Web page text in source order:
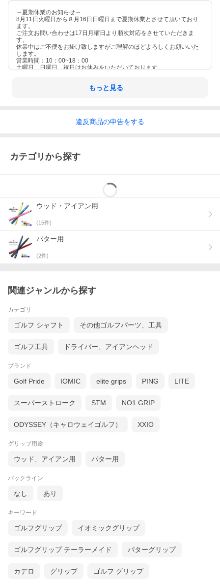
～夏期休業のお知らせ～
8月11日火曜日から８月16日日曜日まで夏期休業とさせて頂いており
ます。
ご注文お問い合わせは17日月曜日より順次対応をさせていただきま
す。
休業中はご不便をお掛け致しますがご理解のほどよろしくお願いいた
します。
営業時間：10：00~18：00
土曜日、日曜日、祝日はお休みをいただいております。
もっと見る
違反商品の申告をする
カテゴリから探す
ウッド・アイアン用
(15件)
パター用
(2件)
関連ジャンルから探す
カテゴリ
ゴルフ シャフト その他ゴルフパーツ、工具
ゴルフ工具 ドライバー、アイアンヘッド
ブランド
Golf Pride IOMIC elite grips PING LITE
スーパーストローク STM NO1 GRIP
ODYSSEY（キャロウェイゴルフ） XXIO
グリップ用途
ウッド、アイアン用 パター用
バックライン
なし あり
キーワード
ゴルフグリップ イオミックグリップ
ゴルフグリップ テーラーメイド パターグリップ
カデロ グリップ ゴルフ グリップ